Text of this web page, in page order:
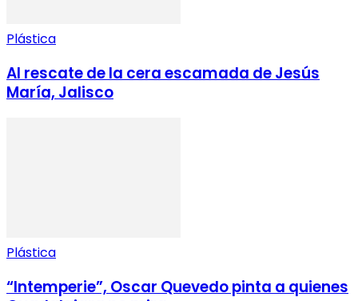
Plástica
Al rescate de la cera escamada de Jesús
María, Jalisco
Plástica
“Intemperie”, Oscar Quevedo pinta a quienes